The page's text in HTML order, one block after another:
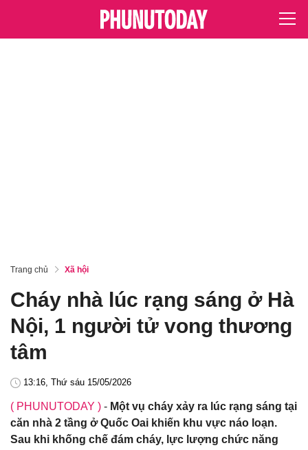
Trang chủ Xã hội
Cháy nhà lúc rạng sáng ở Hà
Nội, 1 người tử vong thương
tâm
13:16, Thứ sáu 15/05/2026
( PHUNUTODAY ) - Một vụ cháy xảy ra lúc rạng sáng tại
căn nhà 2 tầng ở Quốc Oai khiến khu vực náo loạn.
Sau khi khống chế đám cháy, lực lượng chức năng